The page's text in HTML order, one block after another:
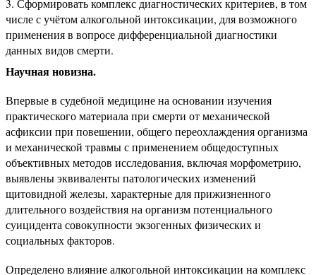
Сформировать комплекс диагностических критериев, в том
числе с учётом алкогольной интоксикации, для возможного
применения в вопросе дифференциальной диагностики
данных видов смерти.
Научная новизна.
Впервые в судебной медицине на основании изучения
практического материала при смерти от механической
асфиксии при повешении, общего переохлаждения организма
и механической травмы с применением общедоступных
объективных методов исследования, включая морфометрию,
выявлены эквиваленты патологических изменений
щитовидной железы, характерные для прижизненного
длительного воздействия на организм потенциального
суицидента совокупности экзогенных физических и
социальных факторов.
Определено влияние алкогольной интоксикации на комплекс